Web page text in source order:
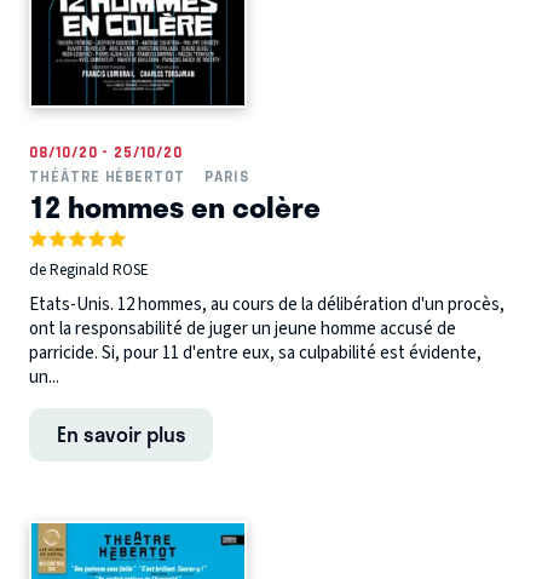
08/10/20 - 25/10/20
THÉÂTRE HÉBERTOT
PARIS
12 hommes en colère
de Reginald ROSE
Etats-Unis. 12 hommes, au cours de la délibération d'un procès,
ont la responsabilité de juger un jeune homme accusé de
parricide. Si, pour 11 d'entre eux, sa culpabilité est évidente,
un...
En savoir plus